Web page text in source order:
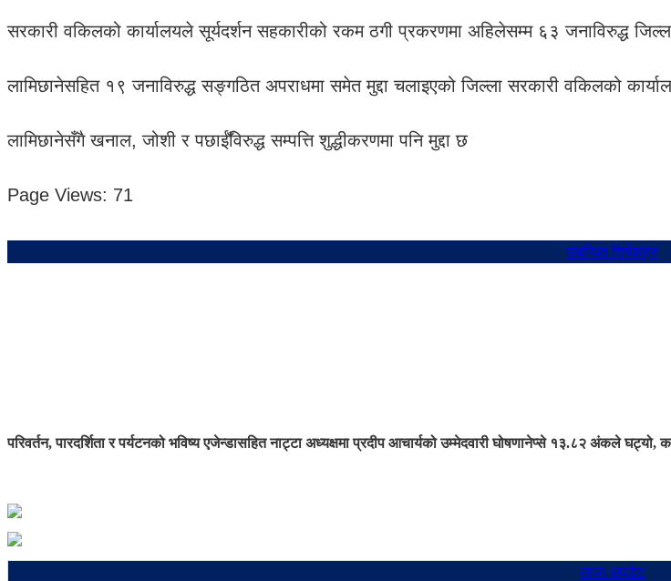
सरकारी वकिलको कार्यालयले सूर्यदर्शन सहकारीको रकम ठगी प्रकरणमा अहिलेसम्म ६३ जनाविरुद्ध
लामिछानेसहित १९ जनाविरुद्ध सङ्गठित अपराधमा समेत मुद्दा चलाइएको जिल्ला सरकारी वकिलको
लामिछानेसँगै खनाल, जोशी र पछाईँविरुद्ध सम्पत्ति शुद्धीकरणमा पनि मुद्दा छ
Page Views: 71
संबन्धित शिर्षकहरु
परिवर्तन, पारदर्शिता र पर्यटनको भविष्य एजेन्डासहित नाट्टा अध्यक्षमा प्रदीप आचार्यको उम्मेदवारी घोषणानेप्से १३.८२ अंकले घट्यो,
ताजा अपडेट